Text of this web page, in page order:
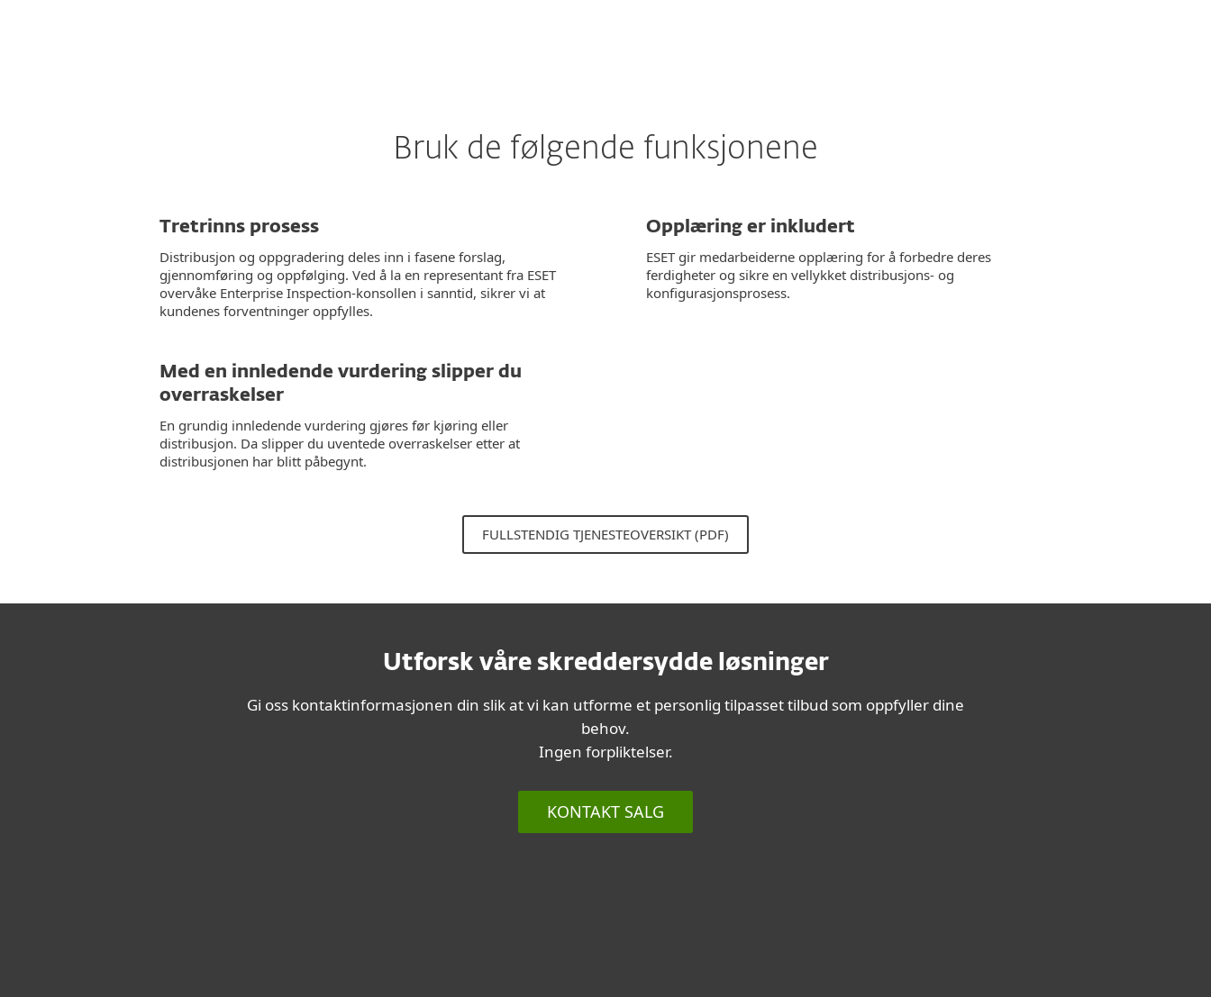
Bruk de følgende funksjonene
Tretrinns prosess
Distribusjon og oppgradering deles inn i fasene forslag,
gjennomføring og oppfølging. Ved å la en representant fra ESET
overvåke Enterprise Inspection-konsollen i sanntid, sikrer vi at
kundenes forventninger oppfylles.
Opplæring er inkludert
ESET gir medarbeiderne opplæring for å forbedre deres
ferdigheter og sikre en vellykket distribusjons- og
konfigurasjonsprosess.
Med en innledende vurdering slipper du
overraskelser
En grundig innledende vurdering gjøres før kjøring eller
distribusjon. Da slipper du uventede overraskelser etter at
distribusjonen har blitt påbegynt.
FULLSTENDIG TJENESTEOVERSIKT (PDF)
Utforsk våre skreddersydde løsninger
Gi oss kontaktinformasjonen din slik at vi kan utforme et personlig tilpasset tilbud som oppfyller dine
behov.
Ingen forpliktelser.
KONTAKT SALG